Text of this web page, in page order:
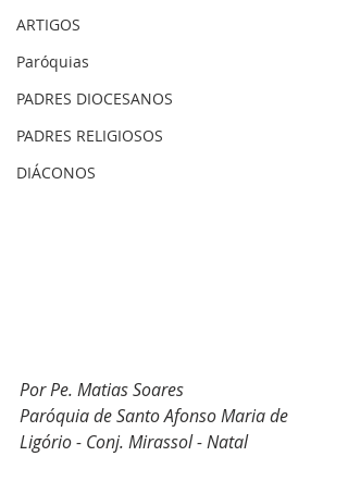
ARTIGOS
Paróquias
PADRES DIOCESANOS
PADRES RELIGIOSOS
DIÁCONOS
Por Pe. Matias Soares
Paróquia de Santo Afonso Maria de
Ligório - Conj. Mirassol - Natal